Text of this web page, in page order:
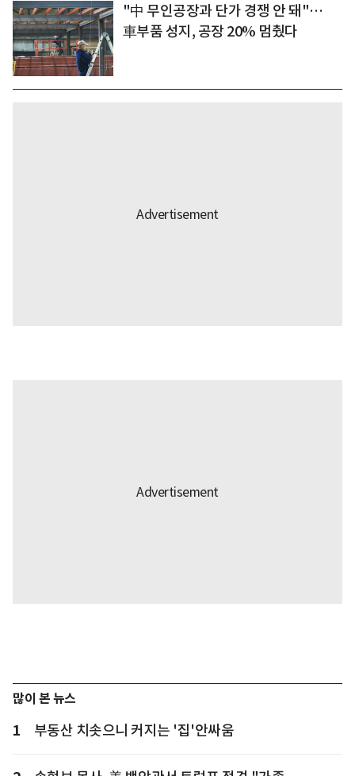
"中 무인공장과 단가 경쟁 안 돼"…
車부품 성지, 공장 20% 멈췄다
많이 본 뉴스
1 부동산 치솟으니 커지는 '집'안싸움